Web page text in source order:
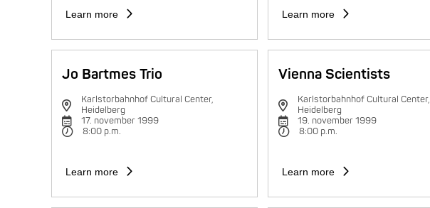
Learn more
Learn more
Jo Bartmes Trio
Karlstorbahnhof Cultural Center,
Heidelberg
17. november 1999
8:00 p.m.
Learn more
Vienna Scientists
Karlstorbahnhof Cultural Center,
Heidelberg
19. november 1999
8:00 p.m.
Learn more